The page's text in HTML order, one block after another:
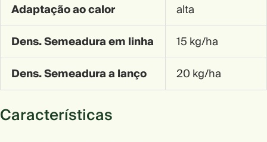
Adaptação ao calor
alta
Dens. Semeadura em linha
15 kg/ha
Dens. Semeadura a lanço
20 kg/ha
Características